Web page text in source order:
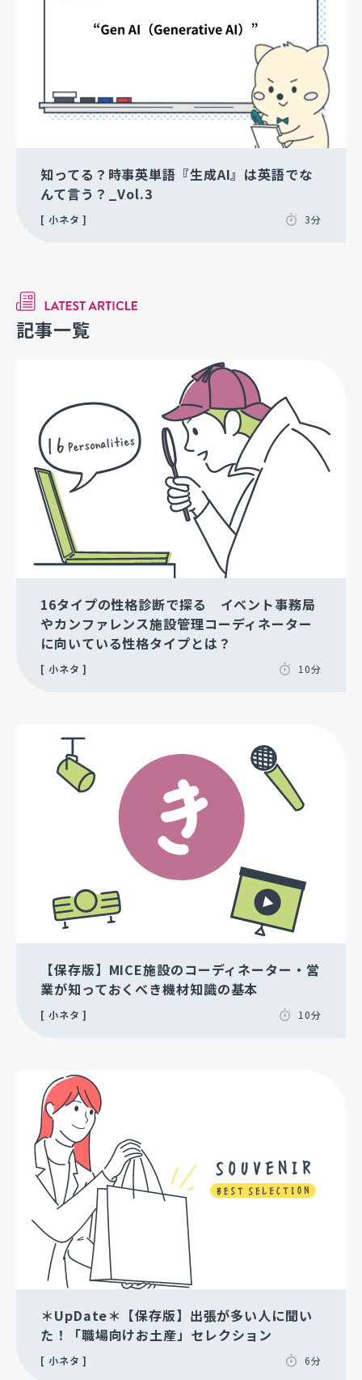
知ってる？時事英単語『生成AI』は英語でな
んて言う？_Vol.3
小ネタ 3分
記事一覧
16タイプの性格診断で探る イベント事務局
やカンファレンス施設管理コーディネーター
に向いている性格タイプとは？
小ネタ 10分
【保存版】MICE施設のコーディネーター・営
業が知っておくべき機材知識の基本
小ネタ 10分
＊UpDate＊【保存版】出張が多い人に聞い
た！「職場向けお土産」セレクション
小ネタ 6分